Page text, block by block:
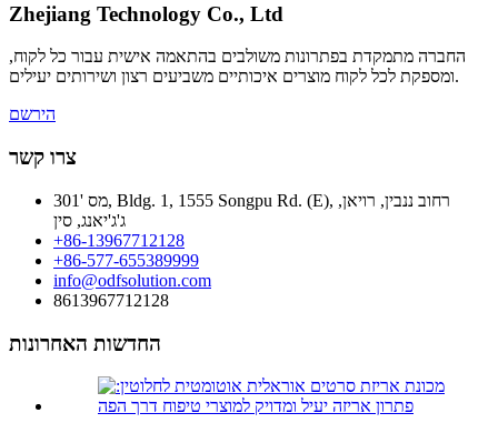
Zhejiang Technology Co., Ltd
החברה מתמקדת בפתרונות משולבים בהתאמה אישית עבור כל לקוח,
ומספקת לכל לקוח מוצרים איכותיים משביעים רצון ושירותים יעילים.
הירשם
צרו קשר
מס '301, Bldg. 1, 1555 Songpu Rd. (E), רחוב ננבין, רויאן,
ג'ג'יאנג, סין
+86-13967712128
+86-577-655389999
info@odfsolution.com
8613967712128
החדשות האחרונות